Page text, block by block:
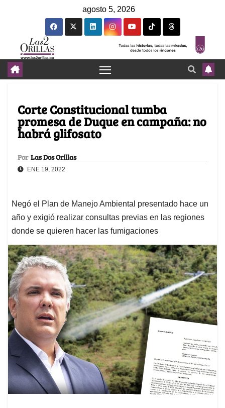
agosto 5, 2026
Corte Constitucional tumba
promesa de Duque en campaña: no
habrá glifosato
Por Las Dos Orillas
ENE 19, 2022
Negó el Plan de Manejo Ambiental presentado hace un
año y exigió realizar consultas previas en las regiones
donde se quieren hacer las fumigaciones